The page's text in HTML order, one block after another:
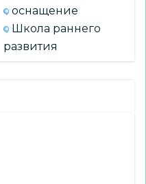
оснащение
Школа раннего
развития